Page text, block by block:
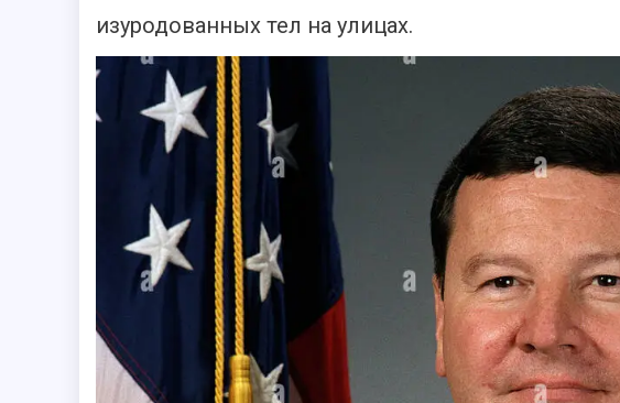
изуродованных тел на улицах.